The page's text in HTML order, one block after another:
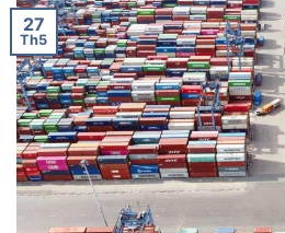
27
Th5